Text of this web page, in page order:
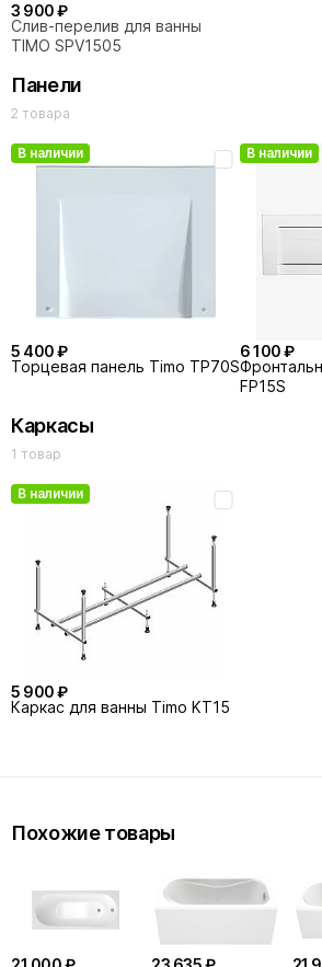
3 900 ₽
Слив-перелив для ванны
TIMO SPV1505
Панели
2 товара
В наличии
5 400 ₽
Торцевая панель Timo TP70S
В наличии
6 100 ₽
FP15S
Каркасы
1 товар
В наличии
5 900 ₽
Каркас для ванны Timo KT15
Похожие товары